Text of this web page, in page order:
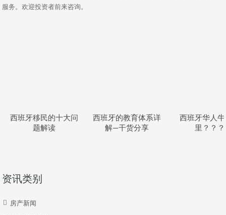
服务。欢迎投资者前来咨询。
西班牙移民的十大问
题解读
西班牙的教育体系详
解—干货分享
西班牙华人
里？？？
资讯类别
房产新闻